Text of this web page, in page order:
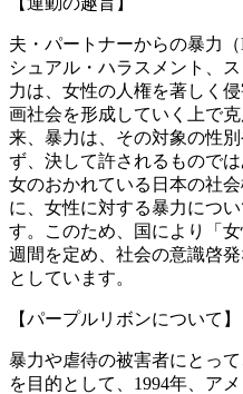
夫・パートナーからの暴力
シュアル・ハラスメント、
力は、女性の人権を著しく
画社会を形成していく上で
来、暴力は、その対象の性
ず、決して許されるもので
女のおかれている日本の社
に、女性に対する暴力につ
す。このため、国により「
週間を定め、社会の意識啓
としています。
【パープルリボンについて】
暴力や虐待の被害者にとっ
を目的として、1994年、ア